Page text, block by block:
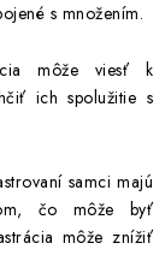
s množením.
môže viesť k
ich spolužitie s
samci majú
čo môže byť
môže znížiť